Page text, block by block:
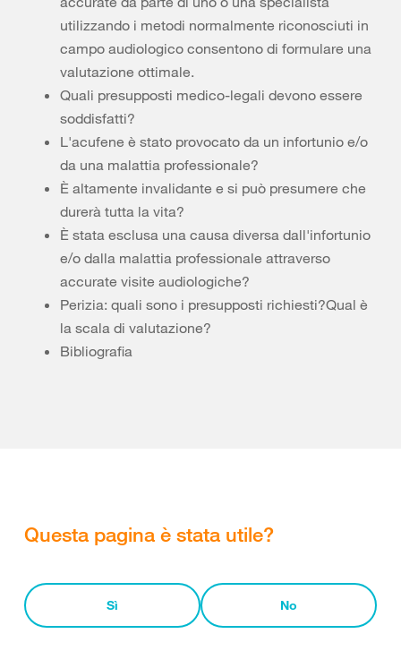
utilizzando i metodi normalmente riconosciuti in
campo audiologico consentono di formulare una
valutazione ottimale.
Quali presupposti medico-legali devono essere
soddisfatti?
L'acufene è stato provocato da un infortunio e/o
da una malattia professionale?
È altamente invalidante e si può presumere che
durerà tutta la vita?
È stata esclusa una causa diversa dall'infortunio
e/o dalla malattia professionale attraverso
accurate visite audiologiche?
Perizia: quali sono i presupposti richiesti?Qual è
la scala di valutazione?
Bibliografia
Questa pagina è stata utile?
Sì No